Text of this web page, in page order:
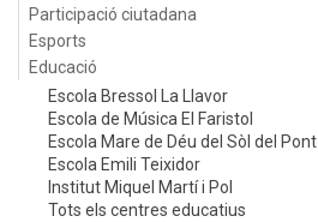
Participació ciutadana
Esports
Educació
Escola Bressol La Llavor
Escola de Música El Faristol
Escola Mare de Déu del Sòl del Pont
Escola Emili Teixidor
Institut Miquel Martí i Pol
Tots els centres educatius